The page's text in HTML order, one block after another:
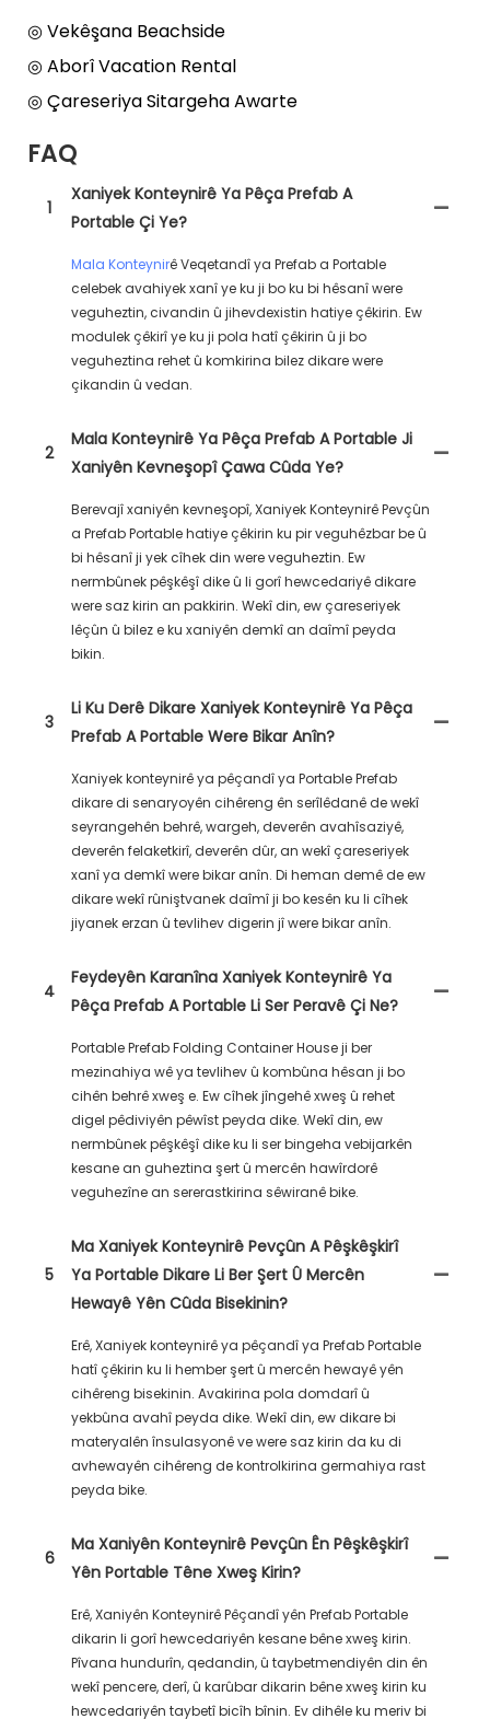
◎ Vekêşana Beachside
◎ Aborî Vacation Rental
◎ Çareseriya Sitargeha Awarte
FAQ
1
Xaniyek Konteynirê Ya Pêça Prefab A
Portable Çi Ye?
Mala Konteynirê Veqetandî ya Prefab a Portable
celebek avahiyek xanî ye ku ji bo ku bi hêsanî were
veguheztin, civandin û jihevdexistin hatiye çêkirin. Ew
modulek çêkirî ye ku ji pola hatî çêkirin û ji bo
veguheztina rehet û komkirina bilez dikare were
çikandin û vedan.
2
Mala Konteynirê Ya Pêça Prefab A Portable Ji
Xaniyên Kevneşopî Çawa Cûda Ye?
Berevajî xaniyên kevneşopî, Xaniyek Konteynirê Pevçûn
a Prefab Portable hatiye çêkirin ku pir veguhêzbar be û
bi hêsanî ji yek cîhek din were veguheztin. Ew
nermbûnek pêşkêşî dike û li gorî hewcedariyê dikare
were saz kirin an pakkirin. Wekî din, ew çareseriyek
lêçûn û bilez e ku xaniyên demkî an daîmî peyda
bikin.
3
Li Ku Derê Dikare Xaniyek Konteynirê Ya Pêça
Prefab A Portable Were Bikar Anîn?
Xaniyek konteynirê ya pêçandî ya Portable Prefab
dikare di senaryoyên cihêreng ên serîlêdanê de wekî
seyrangehên behrê, wargeh, deverên avahîsaziyê,
deverên felaketkirî, deverên dûr, an wekî çareseriyek
xanî ya demkî were bikar anîn. Di heman demê de ew
dikare wekî rûniştvanek daîmî ji bo kesên ku li cîhek
jiyanek erzan û tevlihev digerin jî were bikar anîn.
4
Feydeyên Karanîna Xaniyek Konteynirê Ya
Pêça Prefab A Portable Li Ser Peravê Çi Ne?
Portable Prefab Folding Container House ji ber
mezinahiya wê ya tevlihev û kombûna hêsan ji bo
cihên behrê xweş e. Ew cîhek jîngehê xweş û rehet
digel pêdiviyên pêwîst peyda dike. Wekî din, ew
nermbûnek pêşkêşî dike ku li ser bingeha vebijarkên
kesane an guheztina şert û mercên hawîrdorê
veguhezîne an sererastkirina sêwiranê bike.
5
Ma Xaniyek Konteynirê Pevçûn A Pêşkêşkirî
Ya Portable Dikare Li Ber Şert Û Mercên
Hewayê Yên Cûda Bisekinin?
Erê, Xaniyek konteynirê ya pêçandî ya Prefab Portable
hatî çêkirin ku li hember şert û mercên hewayê yên
cihêreng bisekinin. Avakirina pola domdarî û
yekbûna avahî peyda dike. Wekî din, ew dikare bi
materyalên însulasyonê ve were saz kirin da ku di
avhewayên cihêreng de kontrolkirina germahiya rast
peyda bike.
6
Ma Xaniyên Konteynirê Pevçûn Ên Pêşkêşkirî
Yên Portable Têne Xweş Kirin?
Erê, Xaniyên Konteynirê Pêçandî yên Prefab Portable
dikarin li gorî hewcedariyên kesane bêne xweş kirin.
Pîvana hundurîn, qedandin, û taybetmendiyên din ên
wekî pencere, derî, û karûbar dikarin bêne xweş kirin ku
hewcedariyên taybetî bicîh bînin. Ev dihêle ku meriv bi